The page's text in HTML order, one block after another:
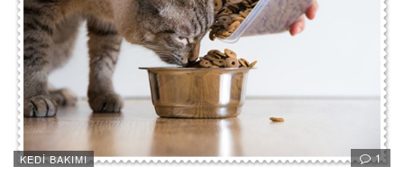
KEDI BAKIMI 1